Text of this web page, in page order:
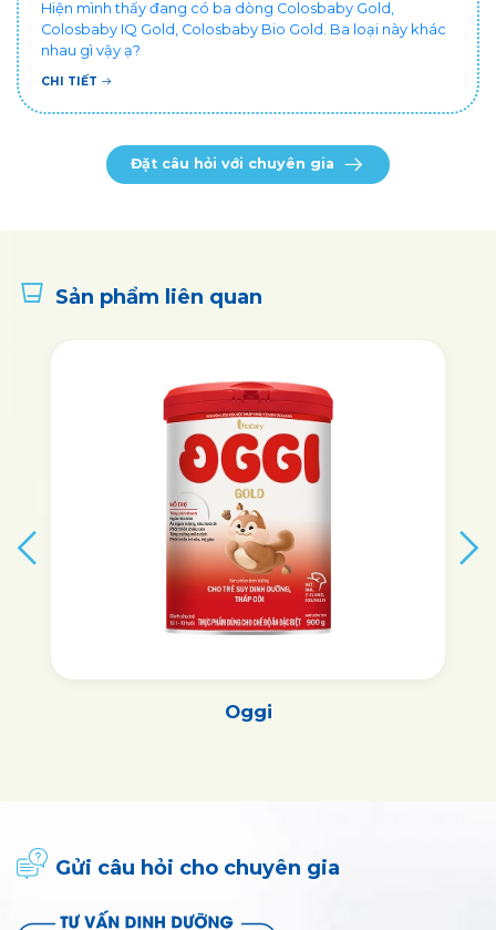
Hiện mình thấy đang có ba dòng Colosbaby Gold,
Colosbaby IQ Gold, Colosbaby Bio Gold. Ba loại này khác
nhau gì vậy ạ?
CHI TIẾT
Đặt câu hỏi với chuyên gia
Sản phẩm liên quan
Oggi
Gửi câu hỏi cho chuyên gia